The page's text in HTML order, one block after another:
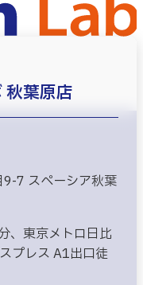
秋葉原店
7 スペーシア秋葉
、東京メトロ日比
プレス A1出口徒